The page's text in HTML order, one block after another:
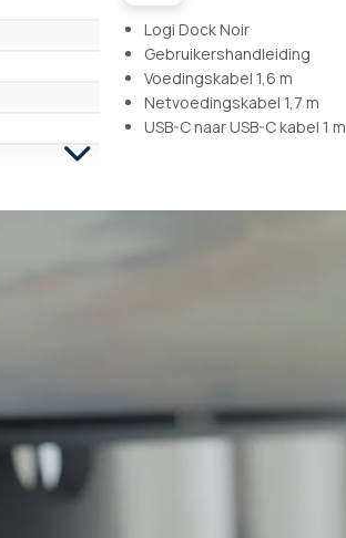
Logi Dock Noir
Gebruikershandleiding
Voedingskabel 1,6 m
Netvoedingskabel 1,7 m
USB-C naar USB-C kabel 1 m